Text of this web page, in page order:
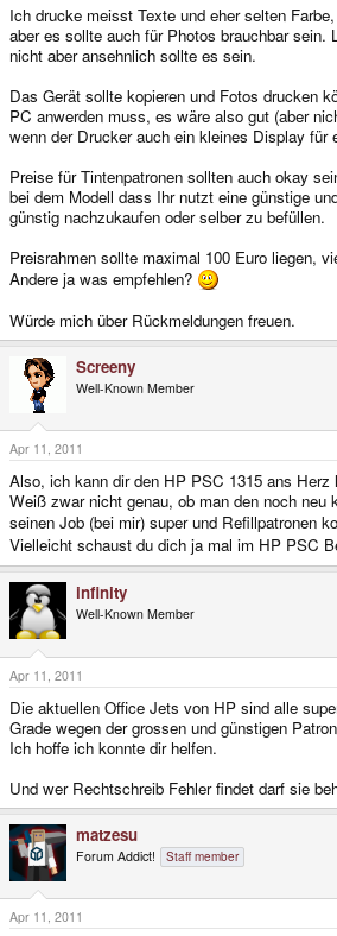
Ich drucke meisst Texte und eher selten
aber es sollte auch für Photos brauchbar sein.
nicht aber ansehnlich sollte es sein.
Das Gerät sollte kopieren und Fotos drucken
PC anwerden muss, es wäre also gut (aber
wenn der Drucker auch ein kleines Display für
Preise für Tintenpatronen sollten auch okay
bei dem Modell dass Ihr nutzt eine günstige
günstig nachzukaufen oder selber zu befüllen.
Preisrahmen sollte maximal 100 Euro liegen,
Andere ja was empfehlen?
Würde mich über Rückmeldungen freuen.
Screeny
Well-Known Member
Apr 11, 2011
Also, ich kann dir den HP PSC 1315 ans Herz
Weiß zwar nicht genau, ob man den noch neu
seinen Job (bei mir) super und Refillpatronen
Vielleicht schaust du dich ja mal im HP PSC
infinity
Well-Known Member
Apr 11, 2011
Die aktuellen Office Jets von HP sind alle
Grade wegen der grossen und günstigen
Ich hoffe ich konnte dir helfen.
Und wer Rechtschreib Fehler findet darf sie
matzesu
Forum Addict! Staff member
Apr 11, 2011